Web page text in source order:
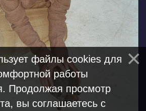
файлы cookies для
работы
Продолжая просмотр
вы соглашаетесь с